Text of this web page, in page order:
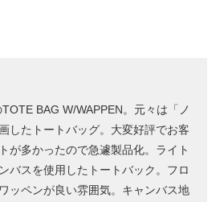
BAG W/WAPPEN。元々は「ノ
したトートバッグ。大変好評でお客
が多かったので急遽製品化。ライト
バスを使用したトートバック。フロ
ッペンが良い雰囲気。キャンバス地